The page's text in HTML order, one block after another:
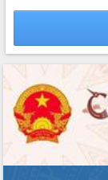
HỆ THỐNG VĂN BẢN
VĂN BẢN HĐND TỈNH
ĐIỂM TIN VĂN BẢN
QUY HOẠCH - KẾ HOẠCH